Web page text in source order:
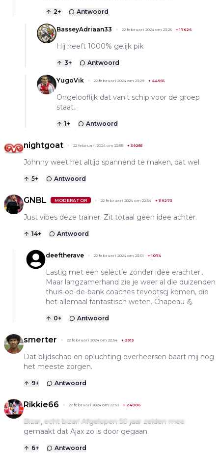
2+ Antwoord
BasseyAdriaan33 22 februari 2024 om 23:25 +17626
Hij heeft 1000% gelijk pik
3+ Antwoord
YugoVik 22 februari 2024 om 23:29 + 44965
Ongelooflijk dat van't schip voor de groep
staat..
1+ Antwoord
nightgoat 22 februari 2024 om 22:55 + 39255
Johnny weet het altijd spannend te maken, dat wel.
5+ Antwoord
GNBL MODERATOR 22 februari 2024 om 22:54 +119273
Just vibes deze trainer. Zit totaal geen idee achter.
14+ Antwoord
deeftherave 22 februari 2024 om 23:01 +1074
Lastig met een selectie zonder idee erachter...
Maar langzamerhand zie je weer al die duizenden
thuis-op-de-bank coaches tevootscj komen, die
het allemaal fantastisch weten. Chapeau 💪
0+ Antwoord
smerter 22 februari 2024 om 22:54 + 2313
Dat blijdschap en opluchting overheersen baart mij nog
het meeste zorgen.
9+ Antwoord
Rikkie66 22 februari 2024 om 22:53 + 24006
Bizar, echt bizar! Afgelopen 50 jaar zelden mee
gemaakt dat Ajax zo is door gegaan.
6+ Antwoord